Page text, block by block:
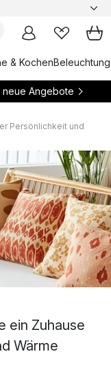
& KochenBeleuchtung
Angebote
Persönlichkeit und
ein Zuhause
Wärme